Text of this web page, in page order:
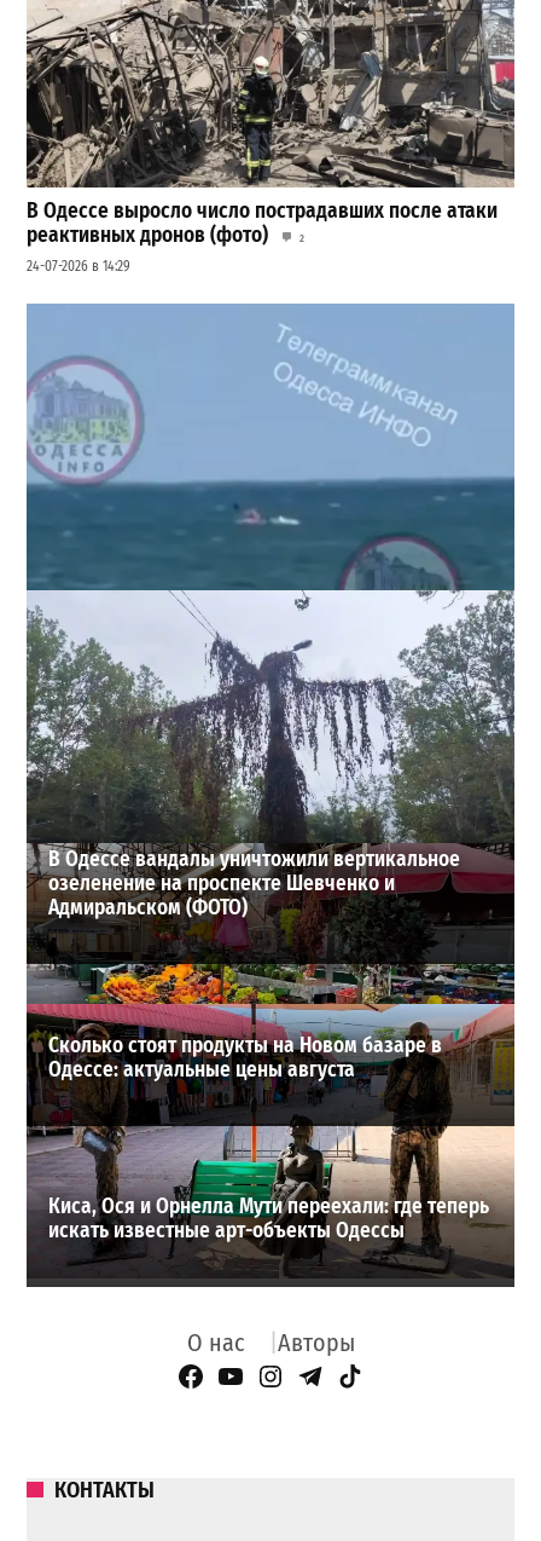
В Одессе выросло число пострадавших после атаки
реактивных дронов (фото)
2
24-07-2026 в 14:29
Под Одессой уносит в море ребенка на матрасе и
мужчину: идет спасательная операция
2
28-07-2026 в 17:51
ВИБОР РЕДАКЦИИ
В Одессе вандалы уничтожили вертикальное
озеленение на проспекте Шевченко и
Адмиральском (ФОТО)
Сколько стоят продукты на Новом базаре в
Одессе: актуальные цены августа
Киса, Ося и Орнелла Мути переехали: где теперь
искать известные арт-объекты Одессы
О нас Авторы
Facebook Page
YouTube
Instagram
Telegram
TikTok
КОНТАКТЫ